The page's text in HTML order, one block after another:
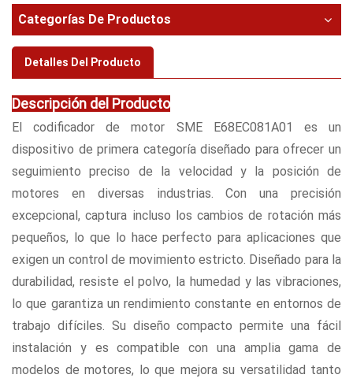
Categorías De Productos
Detalles Del Producto
Descripción del Producto
El codificador de motor SME E68EC081A01 es un
dispositivo de primera categoría diseñado para ofrecer un
seguimiento preciso de la velocidad y la posición de
motores en diversas industrias. Con una precisión
excepcional, captura incluso los cambios de rotación más
pequeños, lo que lo hace perfecto para aplicaciones que
exigen un control de movimiento estricto. Diseñado para la
durabilidad, resiste el polvo, la humedad y las vibraciones,
lo que garantiza un rendimiento constante en entornos de
trabajo difíciles. Su diseño compacto permite una fácil
instalación y es compatible con una amplia gama de
modelos de motores, lo que mejora su versatilidad tanto